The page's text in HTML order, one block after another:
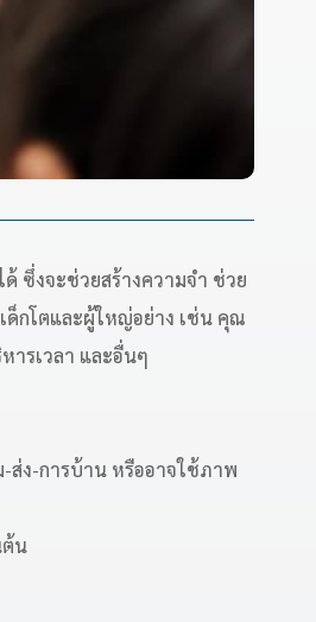
ซึ่งจะช่วยสร้างความจำ ช่วย
กโตและผู้ใหญ่อย่าง เช่น คุณ
รเวลา และอื่นๆ
-ส่ง-การบ้าน หรืออาจใช้ภาพ
ต้น